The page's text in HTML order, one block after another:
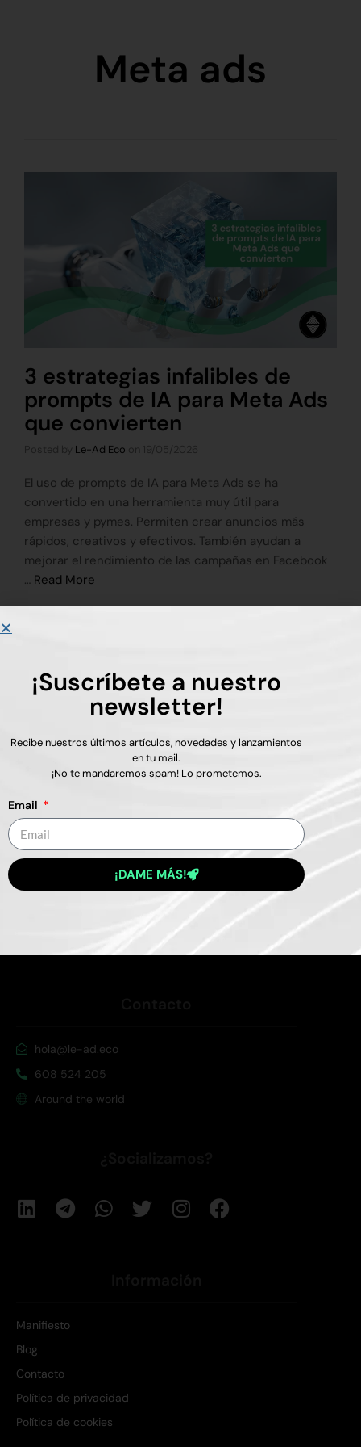
Meta ads
3 estrategias infalibles de
prompts de IA para Meta Ads
que convierten
Le-Ad Eco
El uso de prompts de IA para Meta Ads se ha
convertido en una herramienta muy útil para
empresas y pymes. Permiten crear anuncios más
rápidos, creativos y efectivos. También ayudan a
mejorar el rendimiento de las campañas en Facebook
… Read More
Sobre Le-Ad Eco
Somos la agencia digital que toda agencia quiere
ser. Agencia de marketing crypto, ética y
transparente
QUIERO UNA PROPUESTA
hola@le-ad.eco
608 524 205
Around the world
Manifiesto
Blog
Contacto
Política de privacidad
Política de cookies
¡Suscríbete a nuestro
newsletter!
Recibe nuestros últimos artículos, novedades y lanzamientos
en tu mail.
¡No te mandaremos spam! Lo prometemos.
Email
¡DAME MÁS!